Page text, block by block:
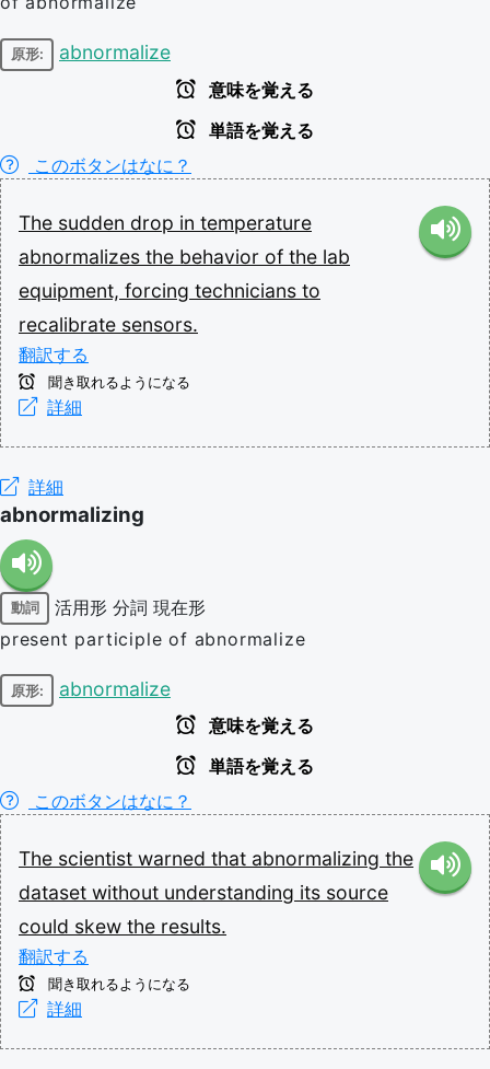
原形: abnormalize
意味を覚える
単語を覚える
このボタンはなに？
The sudden drop in temperature
abnormalizes the behavior of the lab
equipment, forcing technicians to
recalibrate sensors.
翻訳する
聞き取れるようになる
詳細
詳細
abnormalizing
動詞 活用形 分詞 現在形
present participle of abnormalize
原形: abnormalize
意味を覚える
単語を覚える
このボタンはなに？
The scientist warned that abnormalizing the
dataset without understanding its source
could skew the results.
翻訳する
聞き取れるようになる
詳細